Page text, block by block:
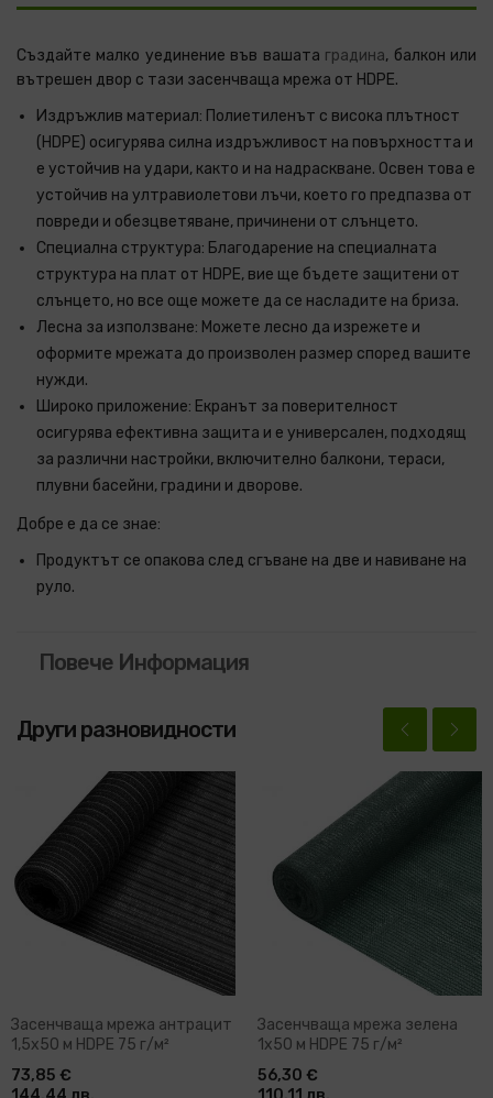
Създайте малко уединение във вашата градина, балкон или
вътрешен двор с тази засенчваща мрежа от HDPE.
Издръжлив материал: Полиетиленът с висока плътност
(HDPE) осигурява силна издръжливост на повърхността и
е устойчив на удари, както и на надраскване. Освен това е
устойчив на ултравиолетови лъчи, което го предпазва от
повреди и обезцветяване, причинени от слънцето.
Специална структура: Благодарение на специалната
структура на плат от HDPE, вие ще бъдете защитени от
слънцето, но все още можете да се насладите на бриза.
Лесна за използване: Можете лесно да изрежете и
оформите мрежата до произволен размер според вашите
нужди.
Широко приложение: Екранът за поверителност
осигурява ефективна защита и е универсален, подходящ
за различни настройки, включително балкони, тераси,
плувни басейни, градини и дворове.
Добре е да се знае:
Продуктът се опакова след сгъване на две и навиване на
руло.
Повече Информация
Други разновидности
Засенчваща мрежа антрацит
1,5x50 м HDPE 75 г/м²
73,85 €
Засенчваща мрежа зелена
1x50 м HDPE 75 г/м²
56,30 €